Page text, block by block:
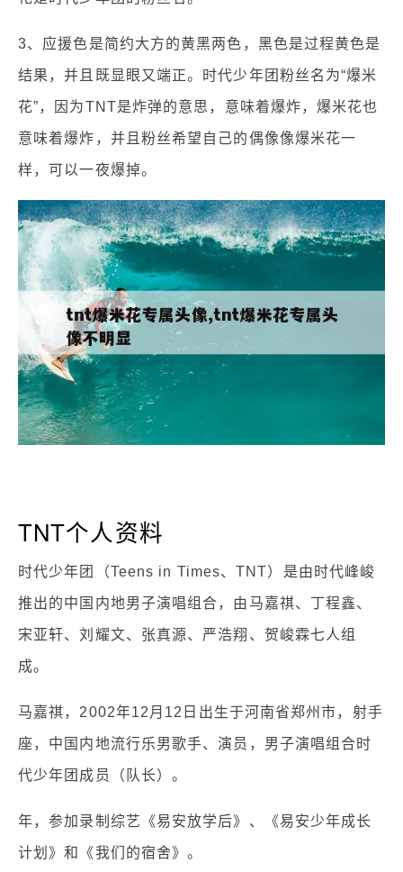
3、应援色是简约大方的黄黑两色，黑色是过程黄色是
结果，并且既显眼又端正。时代少年团粉丝名为“爆米
花”，因为TNT是炸弹的意思，意味着爆炸，爆米花也
意味着爆炸，并且粉丝希望自己的偶像像爆米花一
样，可以一夜爆掉。
TNT个人资料
时代少年团（Teens in Times、TNT）是由时代峰峻
推出的中国内地男子演唱组合，由马嘉祺、丁程鑫、
宋亚轩、刘耀文、张真源、严浩翔、贺峻霖七人组
成。
马嘉祺，2002年12月12日出生于河南省郑州市，射手
座，中国内地流行乐男歌手、演员，男子演唱组合时
代少年团成员（队长）。
年，参加录制综艺《易安放学后》、《易安少年成长
计划》和《我们的宿舍》。